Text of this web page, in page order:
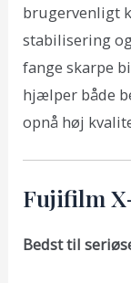
brugervenligt
stabilisering
fange skarpe
hjælper både
opnå høj
Fujifilm
Bedst til